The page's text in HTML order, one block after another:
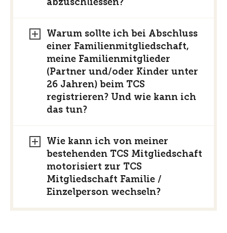
Warum sollte ich bei Abschluss
einer Familienmitgliedschaft,
meine Familienmitglieder
(Partner und/oder Kinder unter
26 Jahren) beim TCS
registrieren? Und wie kann ich
das tun?
Wie kann ich von meiner
bestehenden TCS Mitgliedschaft
motorisiert zur TCS
Mitgliedschaft Familie /
Einzelperson wechseln?